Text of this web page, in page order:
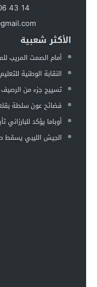
43 14
الأكثر شعبية
أمام الصمت المريب
النقابة الوطنية
تسييج جزء من
فضائح عون سلطة
أوباما يؤكد
الجيش الليبي يسقط